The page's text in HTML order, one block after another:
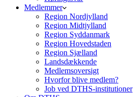
Medlemmer
Region Nordjylland
Region Midtjylland
Region Syddanmark
Region Hovedstaden
Region Sjælland
Landsdækkende
Medlemsoversigt
Hvorfor blive medlem?
Job ved DTHS-institutioner